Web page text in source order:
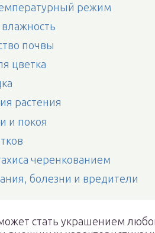
режим
почвы
цветка
растения
и покоя
черенкованием
болезни и вредители
стать украшением